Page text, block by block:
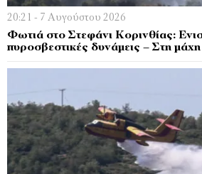
20:21 - 7 Αυγούστου 2026
Φωτιά στο Στεφάνι Κορινθίας:
πυροσβεστικές δυνάμεις – Στη